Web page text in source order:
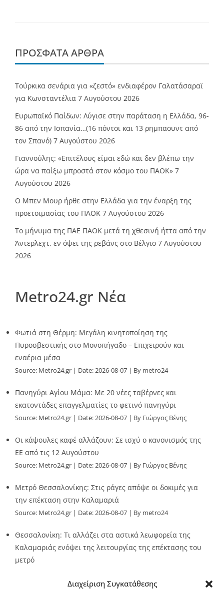
Διαχείριση Συγκατάθεσης
ΠΡΌΣΦΑΤΑ ΆΡΘΡΑ
Τούρκικα σενάρια για «ζεστό» ενδιαφέρον Γαλατάσαραϊ
για Κωνσταντέλια 7 Αυγούστου 2026
Ευρωπαϊκό Παίδων: Λύγισε στην παράταση η Ελλάδα, 96-
86 από την Ισπανία…(16 πόντοι και 13 ρημπαουντ από
τον Σπανό) 7 Αυγούστου 2026
Γιαννούλης: «Επιτέλους είμαι εδώ και δεν βλέπω την
ώρα να παίξω μπροστά στον κόσμο του ΠΑΟΚ» 7
Αυγούστου 2026
O Mπεν Μουρ ήρθε στην Ελλάδα για την έναρξη της
προετοιμασίας του ΠΑΟΚ 7 Αυγούστου 2026
Το μήνυμα της ΠΑΕ ΠΑΟΚ μετά τη χθεσινή ήττα από την
Άντερλεχτ, εν όψει της ρεβάνς στο Βέλγιο 7 Αυγούστου
2026
Metro24.gr Νέα
Φωτιά στη Θέρμη: Μεγάλη κινητοποίηση της
Πυροσβεστικής στο Μονοπήγαδο – Επιχειρούν και
εναέρια μέσα
Source: Metro24.gr Date: 2026-08-07 By metro24
Πανηγύρι Αγίου Μάμα: Με 20 νέες ταβέρνες και
εκατοντάδες επαγγελματίες το φετινό πανηγύρι
Source: Metro24.gr Date: 2026-08-07 By Γιώργος Βένης
Οι κάψουλες καφέ αλλάζουν: Σε ισχύ ο κανονισμός της
ΕΕ από τις 12 Αυγούστου
Source: Metro24.gr Date: 2026-08-07 By Γιώργος Βένης
Μετρό Θεσσαλονίκης: Στις ράγες απόψε οι δοκιμές για
την επέκταση στην Καλαμαριά
Source: Metro24.gr Date: 2026-08-07 By metro24
Θεσσαλονίκη: Τι αλλάζει στα αστικά λεωφορεία της
Καλαμαριάς ενόψει της λειτουργίας της επέκτασης του
μετρό